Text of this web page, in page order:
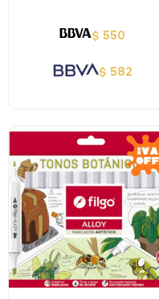
$ 550
$ 582